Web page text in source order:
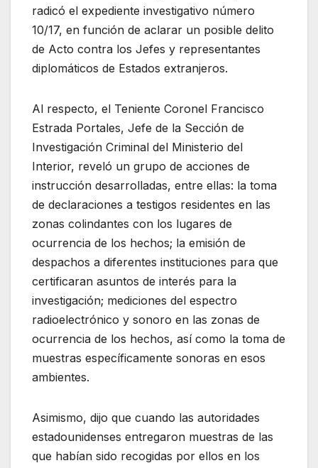
radicó el expediente investigativo número
10/17, en función de aclarar un posible delito
de Acto contra los Jefes y representantes
diplomáticos de Estados extranjeros.
Al respecto, el Teniente Coronel Francisco
Estrada Portales, Jefe de la Sección de
Investigación Criminal del Ministerio del
Interior, reveló un grupo de acciones de
instrucción desarrolladas, entre ellas: la toma
de declaraciones a testigos residentes en las
zonas colindantes con los lugares de
ocurrencia de los hechos; la emisión de
despachos a diferentes instituciones para que
certificaran asuntos de interés para la
investigación; mediciones del espectro
radioelectrónico y sonoro en las zonas de
ocurrencia de los hechos, así como la toma de
muestras específicamente sonoras en esos
ambientes.
Asimismo, dijo que cuando las autoridades
estadounidenses entregaron muestras de las
que habían sido recogidas por ellos en los